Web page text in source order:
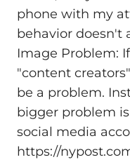
phone with my
behavior doesn't
Image Problem:
"content
be a problem.
bigger problem
social media
https://